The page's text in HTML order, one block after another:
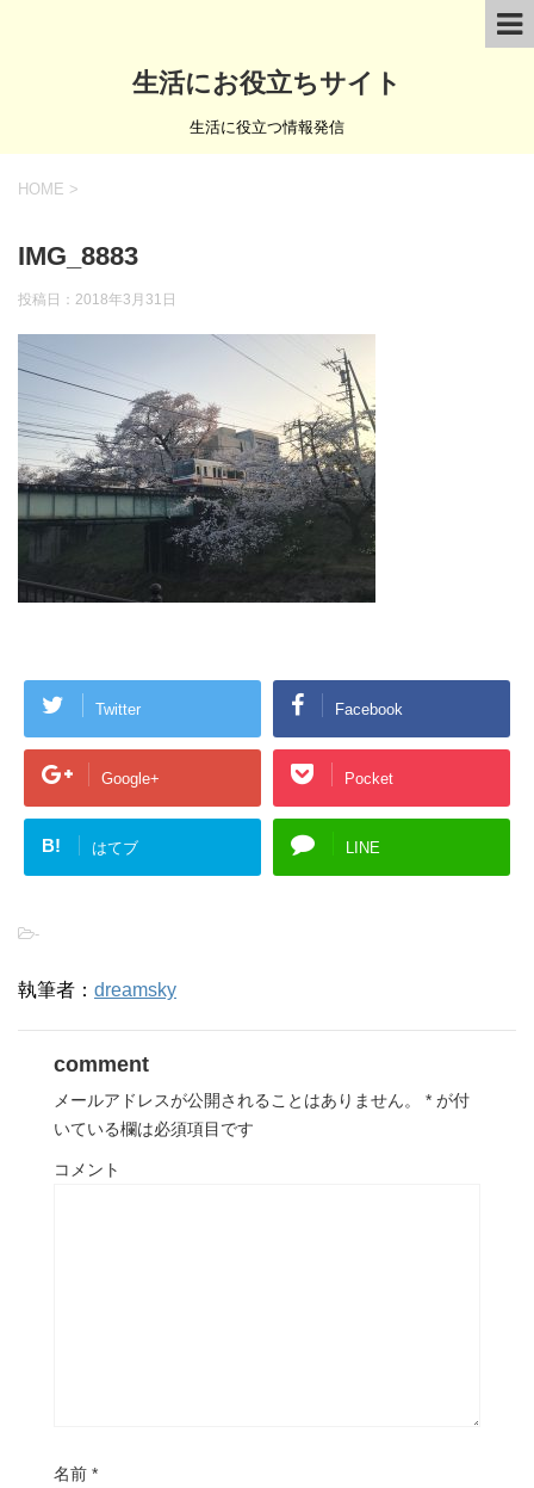
生活にお役立ちサイト
生活に役立つ情報発信
HOME >
IMG_8883
投稿日： 2018年3月31日
Twitter Facebook
Google+ Pocket
B! はてブ LINE
-
執筆者： dreamsky
comment
メールアドレスが公開されることはありません。 * が付
いている欄は必須項目です
コメント
名前 *